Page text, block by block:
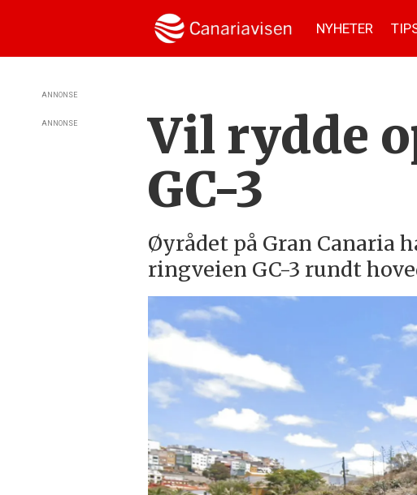
NYHETER
Vil rydde
GC-3
Øyrådet på Gran Canaria
ringveien GC-3 rundt
ANNONSE
ANNONSE